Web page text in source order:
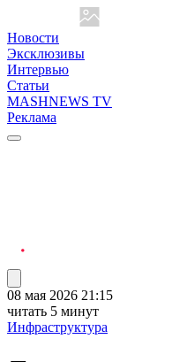
Новости
Эксклюзивы
Интервью
Статьи
MASHNEWS TV
Реклама
08 мая 2026 21:15
читать 5 минут
Инфраструктура